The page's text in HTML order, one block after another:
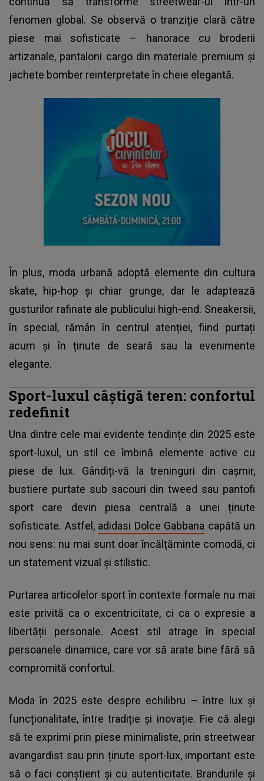
fenomen global. Se observă o tranziție clară către
piese mai sofisticate – hanorace cu broderii
artizanale, pantaloni cargo din materiale premium și
jachete bomber reinterpretate în cheie elegantă.
În plus, moda urbană adoptă elemente din cultura
skate, hip-hop și chiar grunge, dar le adaptează
gusturilor rafinate ale publicului high-end. Sneakersii,
în special, rămân în centrul atenției, fiind purtați
acum și în ținute de seară sau la evenimente
elegante.
Sport-luxul câștigă teren: confortul
redefinit
Una dintre cele mai evidente tendințe din 2025 este
sport-luxul, un stil ce îmbină elemente active cu
piese de lux. Gândiți-vă la treninguri din cașmir,
bustiere purtate sub sacouri din tweed sau pantofi
sport care devin piesa centrală a unei ținute
sofisticate. Astfel, adidasi Dolce Gabbana capătă un
nou sens: nu mai sunt doar încălțăminte comodă, ci
un statement vizual și stilistic.
Purtarea articolelor sport în contexte formale nu mai
este privită ca o excentricitate, ci ca o expresie a
libertății personale. Acest stil atrage în special
persoanele dinamice, care vor să arate bine fără să
compromită confortul.
Moda în 2025 este despre echilibru – între lux și
funcționalitate, între tradiție și inovație. Fie că alegi
să te exprimi prin piese minimaliste, prin streetwear
avangardist sau prin ținute sport-lux, important este
să o faci conștient și cu autenticitate. Brandurile și